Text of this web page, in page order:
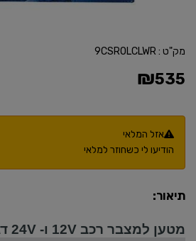
מק"ט : 9CSROLCLWR
₪535
אזל המלאי
הודיעו לי כשחוזר למלאי
תיאור:
מטען למצבר רכב 12V ו- 24V דגם C7 BOSCH